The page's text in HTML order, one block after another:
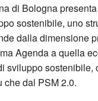
di Bologna
sostenibile, uno
dalla dimensione
Agenda a quella
sviluppo sostenibile,
che dal PSM 2.0.